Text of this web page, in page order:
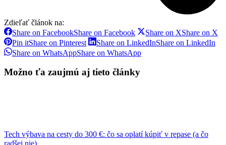
Zdieľať článok na:
Share on FacebookShare on Facebook Share on XShare on X
Pin itShare on Pinterest Share on LinkedInShare on LinkedIn
Share on WhatsAppShare on WhatsApp
Možno ťa zaujmú aj tieto články
Tech výbava na cesty do 300 €: čo sa oplatí kúpiť v repase (a čo